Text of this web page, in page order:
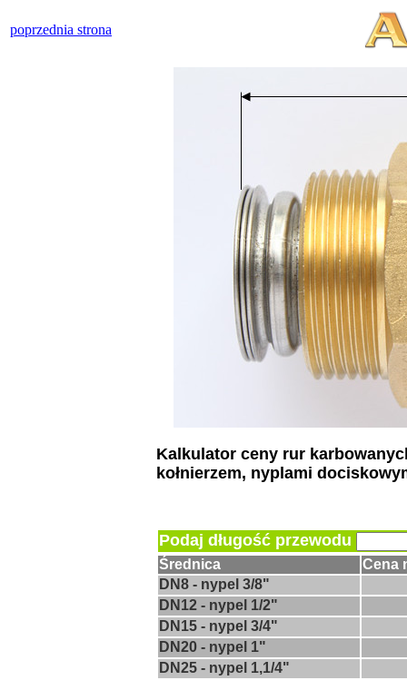
poprzednia strona
Kalkulator ceny rur
kołnierzem, nyplami
Podaj długość przewodu
Średnica
Cena
DN8 - nypel 3/8"
DN12 - nypel 1/2"
DN15 - nypel 3/4"
DN20 - nypel 1"
DN25 - nypel 1,1/4"